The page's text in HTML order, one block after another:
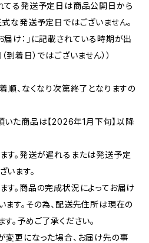
てる発送予定日は商品公開日から
な発送予定日ではございません。
け：」に記載されている時期が出
着日）ではございません））
順、なくなり次第終了となりますの
た商品は【2026年1月下旬】以降
。発送が遅れるまたは発送予定
ます。
。商品の完成状況によってお届け
す。その為、配送先住所は現在の
。予めご了承ください。
更になった場合、お届け先の事